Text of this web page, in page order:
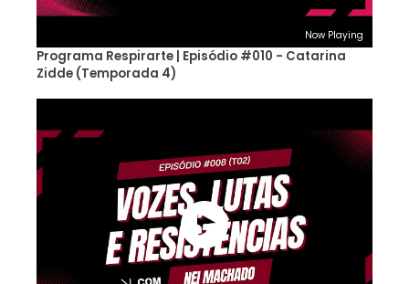
Now Playing
Programa Respirarte | Episódio #010 - Catarina
Zidde (Temporada 4)